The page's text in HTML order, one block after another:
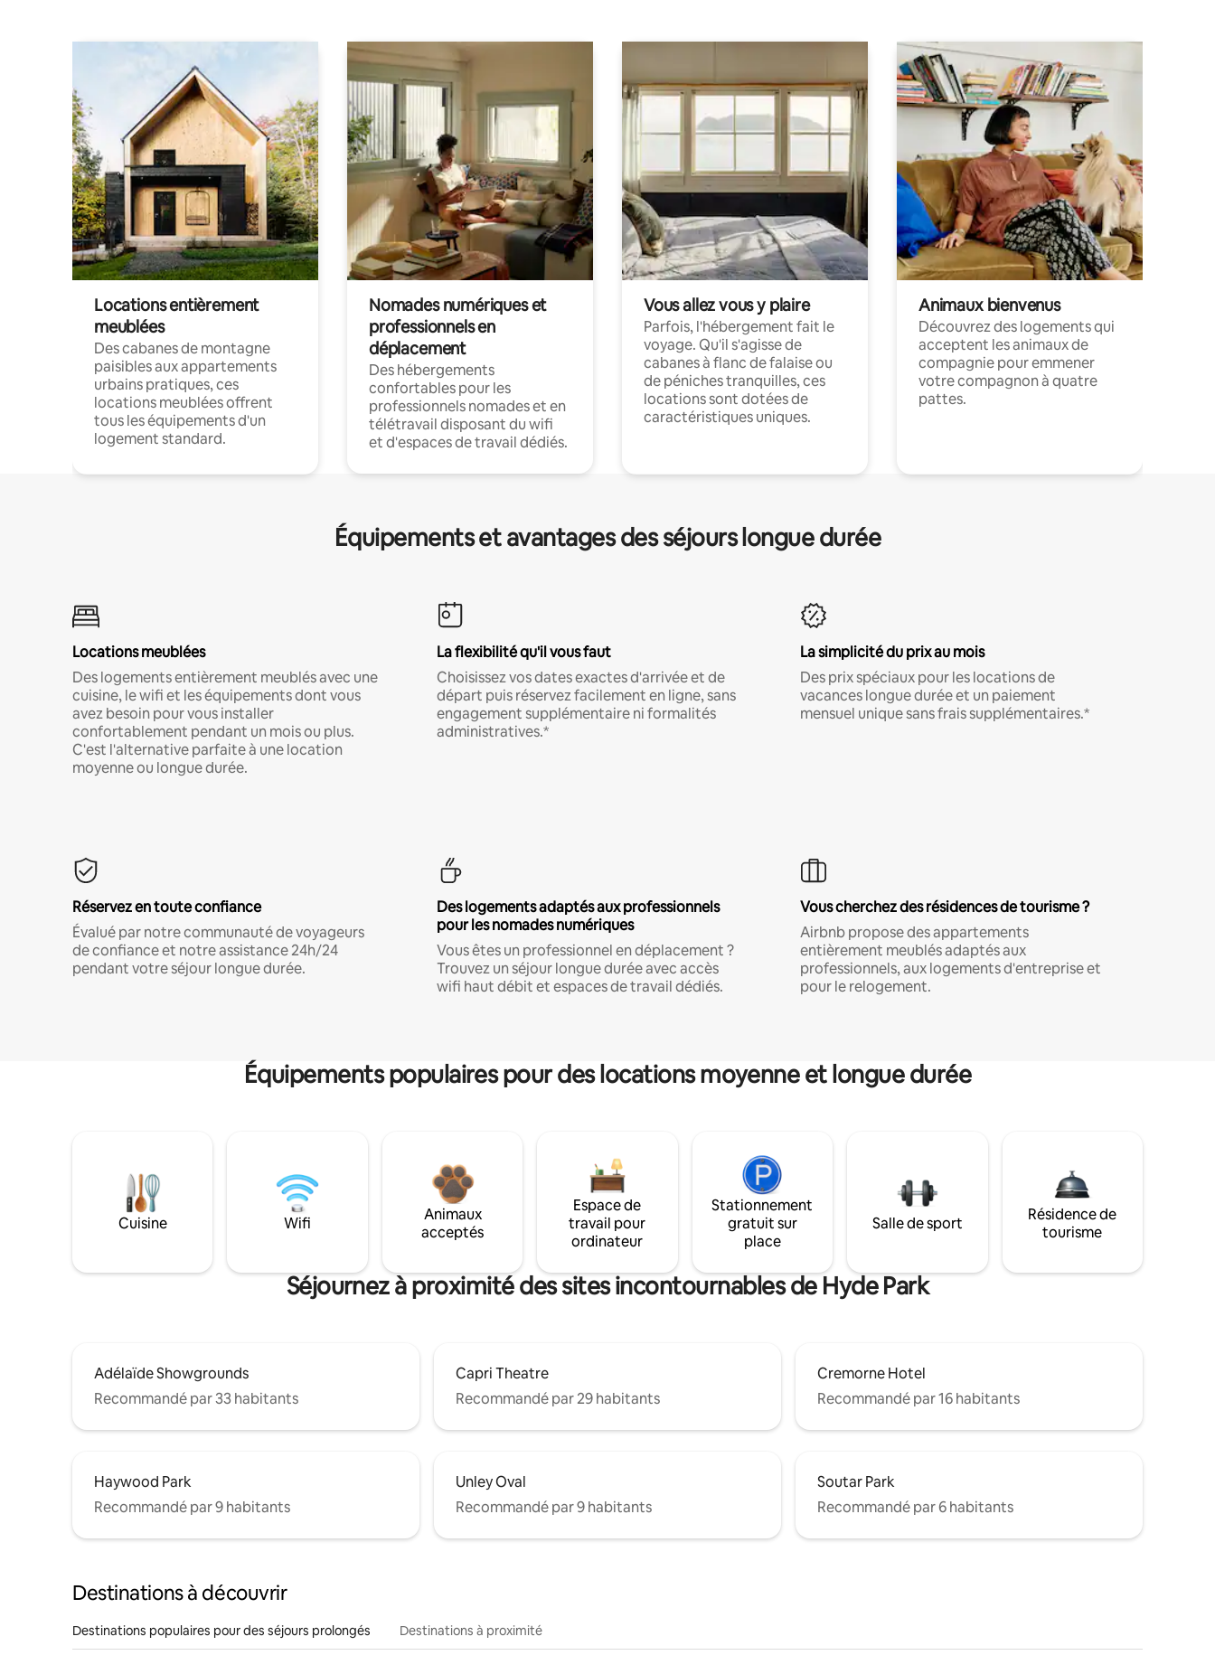
Locations entièrement
meublées
Des cabanes de montagne
paisibles aux appartements
urbains pratiques, ces
locations meublées offrent
tous les équipements d'un
logement standard.
Nomades numériques et
professionnels en
déplacement
Des hébergements
confortables pour les
professionnels nomades et en
télétravail disposant du wifi
et d'espaces de travail dédiés.
Vous allez vous y plaire
Parfois, l'hébergement fait le
voyage. Qu'il s'agisse de
cabanes à flanc de falaise ou
de péniches tranquilles, ces
locations sont dotées de
caractéristiques uniques.
Animaux bienvenus
Découvrez des logements qui
acceptent les animaux de
compagnie pour emmener
votre compagnon à quatre
pattes.
Équipements et avantages des séjours longue durée
Locations meublées
Des logements entièrement meublés avec une
cuisine, le wifi et les équipements dont vous
avez besoin pour vous installer
confortablement pendant un mois ou plus.
C'est l'alternative parfaite à une location
moyenne ou longue durée.
La flexibilité qu'il vous faut
Choisissez vos dates exactes d'arrivée et de
départ puis réservez facilement en ligne, sans
engagement supplémentaire ni formalités
administratives.*
La simplicité du prix au mois
Des prix spéciaux pour les locations de
vacances longue durée et un paiement
mensuel unique sans frais supplémentaires.*
Réservez en toute confiance
Évalué par notre communauté de voyageurs
de confiance et notre assistance 24h/24
pendant votre séjour longue durée.
Des logements adaptés aux professionnels
pour les nomades numériques
Vous êtes un professionnel en déplacement ?
Trouvez un séjour longue durée avec accès
wifi haut débit et espaces de travail dédiés.
Vous cherchez des résidences de tourisme ?
Airbnb propose des appartements
entièrement meublés adaptés aux
professionnels, aux logements d'entreprise et
pour le relogement.
Équipements populaires pour des locations moyenne et longue durée
Cuisine Wifi
Animaux
acceptés
Espace de
travail pour
ordinateur
Stationnement
gratuit sur
place
Salle de sport
Résidence de
tourisme
Séjournez à proximité des sites incontournables de Hyde Park
Adélaïde Showgrounds
Recommandé par 33 habitants
Capri Theatre
Recommandé par 29 habitants
Cremorne Hotel
Recommandé par 16 habitants
Haywood Park
Recommandé par 9 habitants
Unley Oval
Recommandé par 9 habitants
Soutar Park
Recommandé par 6 habitants
Destinations à découvrir
Destinations populaires pour des séjours prolongés Destinations à proximité